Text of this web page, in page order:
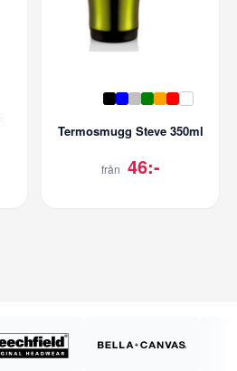
Termosmugg Steve 350ml
från 46:-